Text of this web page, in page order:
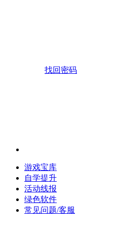
找回密码
游戏宝库
自学提升
活动线报
绿色软件
常见问题/客服